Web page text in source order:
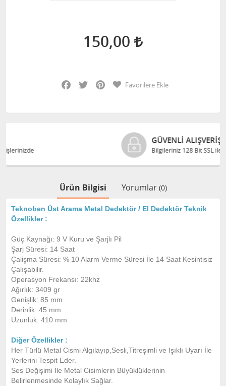
150,00
Facebook
Twitter PinterestFavorilere Ekle
GÜVENLI ALIŞVERIŞ
Bilgileriniz 128 Bit SSL ile güvende
Ürün Bilgisi Yorumlar (0)
Teknoben Üst Arama Metal Dedektör / El Dedektör Teknik
Özellikler :
Güç Kaynağı: 9 V Kuru ve Şarjlı Pil
Şarj Süresi: 14 Saat
Çalişma Süresi: % 10 Alarm Verme Süresi İle 14 Saat Kesintisiz
Çalışabilir.
Operasyon Frekansı: 22khz
Ağırlık: 3409 gr
Genişlik: 85 mm
Derinlik: 45 mm
Uzunluk: 410 mm
Diğer Özellikler :
Her Türlü Metal Cismi Algılayıp,Sesli,Titreşimli ve Işıklı Uyarı İle
Yerlerini Tespit Eder.
Ses Değişimi İle Metal Cisimlerin Büyüklüklerinin
Belirlenmesinde Kolaylık Sağlar.